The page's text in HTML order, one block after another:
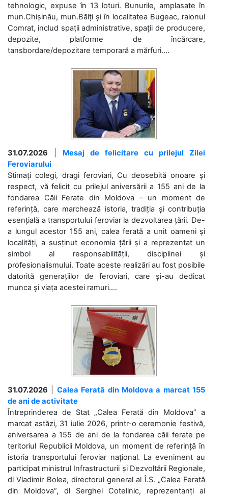
tehnologic, expuse în 13 loturi. Bunurile, amplasate în
mun.Chișinău, mun.Bălți și în localitatea Bugeac, raionul
Comrat, includ spații administrative, spații de producere,
depozite, platforme de încărcare,
tansbordare/depozitare temporară a mărfuri....
31.07.2026
Mesaj de felicitare cu prilejul Zilei
Feroviarului
Stimați colegi, dragi feroviari, Cu deosebită onoare și
respect, vă felicit cu prilejul aniversării a 155 ani de la
fondarea Căii Ferate din Moldova – un moment de
referință, care marchează istoria, tradiția și contribuția
esențială a transportului feroviar la dezvoltarea țării. De-
a lungul acestor 155 ani, calea ferată a unit oameni și
localități, a susținut economia țării și a reprezentat un
simbol al responsabilității, disciplinei și
profesionalismului. Toate aceste realizări au fost posibile
datorită generațiilor de feroviari, care și-au dedicat
munca și viața acestei ramuri....
31.07.2026
Calea Ferată din Moldova a marcat 155
de ani de activitate
Întreprinderea de Stat „Calea Ferată din Moldova” a
marcat astăzi, 31 iulie 2026, printr-o ceremonie festivă,
aniversarea a 155 de ani de la fondarea căii ferate pe
teritoriul Republicii Moldova, un moment de referință în
istoria transportului feroviar național. La eveniment au
participat ministrul Infrastructurii și Dezvoltării Regionale,
dl Vladimir Bolea, directorul general al Î.S. „Calea Ferată
din Moldova”, dl Serghei Cotelinic, reprezentanți ai